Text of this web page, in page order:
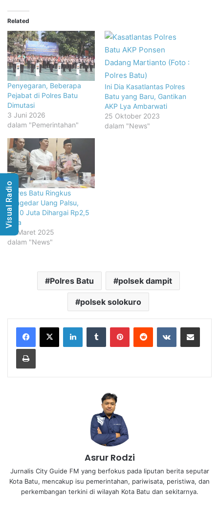
Related
Penyegaran, Beberapa
Pejabat di Polres Batu
Dimutasi
3 Juni 2026
dalam "Pemerintahan"
Ini Dia Kasatlantas Polres
Batu yang Baru, Gantikan
AKP Lya Ambarwati
25 Oktober 2023
dalam "News"
Polres Batu Ringkus
Pengedar Uang Palsu,
Rp10 Juta Dihargai Rp2,5
Juta
27 Maret 2025
dalam "News"
Polres Batu polsek dampit
polsek solokuro
LinkedInTumblr PinterestReddit VKontakteShare via Email
Print
Asrur Rodzi
Jurnalis City Guide FM yang berfokus pada liputan berita seputar
Kota Batu, mencakup isu pemerintahan, pariwisata, peristiwa, dan
perkembangan terkini di wilayah Kota Batu dan sekitarnya.
Visual Radio